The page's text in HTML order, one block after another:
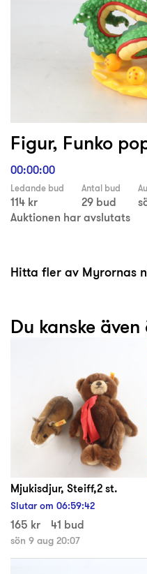
Figur, Funko
00:00:00
Ledande bud
114 kr
Antal bud
29 bud
Auktionen har avslutats
Hitta fler av Myrornas
Du kanske
Mjukisdjur, Steiff,2 st.
Slutar om 06:59:42
165 kr 41 bud
sön 9 aug 20:07